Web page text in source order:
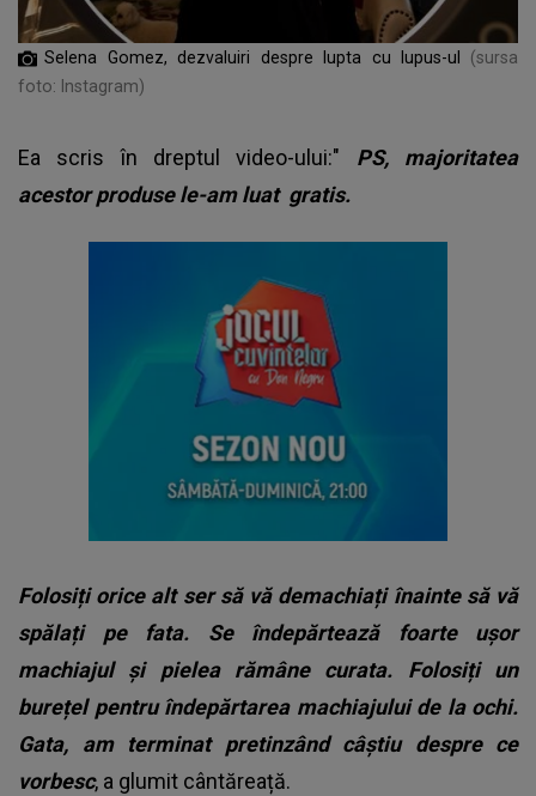
Selena Gomez, dezvaluiri despre lupta cu lupus-ul
(sursa
foto: Instagram)
Ea scris în dreptul video-ului:" PS, majoritatea
acestor produse le-am luat gratis.
Folosiți orice alt ser să vă demachiați înainte să vă
spălați pe fata. Se îndepărtează foarte ușor
machiajul și pielea rămâne curata. Folosiți un
burețel pentru îndepărtarea machiajului de la ochi.
Gata, am terminat pretinzând câștiu despre ce
vorbesc, a glumit cântăreață.